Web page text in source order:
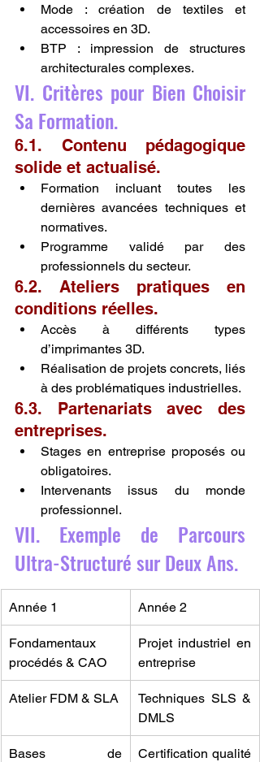
Mode : création de textiles et
accessoires en 3D.
BTP : impression de structures
architecturales complexes.
VI. Critères pour Bien Choisir
Sa Formation.
6.1. Contenu pédagogique
solide et actualisé.
Formation incluant toutes les
dernières avancées techniques et
normatives.
Programme validé par des
professionnels du secteur.
6.2. Ateliers pratiques en
conditions réelles.
Accès à différents types
d’imprimantes 3D.
Réalisation de projets concrets, liés
à des problématiques industrielles.
6.3. Partenariats avec des
entreprises.
Stages en entreprise proposés ou
obligatoires.
Intervenants issus du monde
professionnel.
VII. Exemple de Parcours
Ultra-Structuré sur Deux Ans.
Année 1 Année 2
Fondamentaux
procédés & CAO
Projet industriel en
entreprise
Atelier FDM & SLA
Techniques SLS &
DMLS
Bases de
Certification qualité